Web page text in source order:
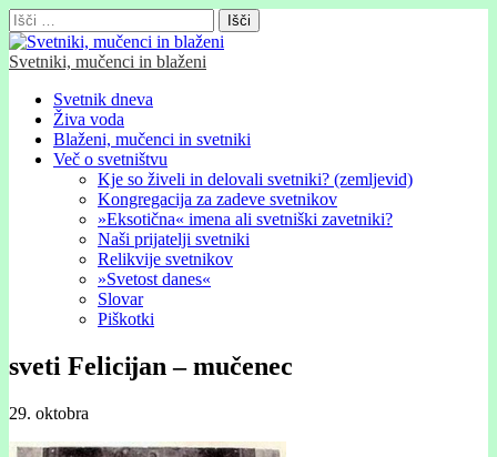
Išči:
Svetniki, mučenci in blaženi
Glavni
meni
Skip
content
Svetnik dneva
Živa voda
Blaženi, mučenci in svetniki
Več o svetništvu
Kje so živeli in delovali svetniki? (zemljevid)
Kongregacija za zadeve svetnikov
»Eksotična« imena ali svetniški zavetniki?
Naši prijatelji svetniki
Relikvije svetnikov
»Svetost danes«
Slovar
Piškotki
sveti Felicĳan – mučenec
29. oktobra